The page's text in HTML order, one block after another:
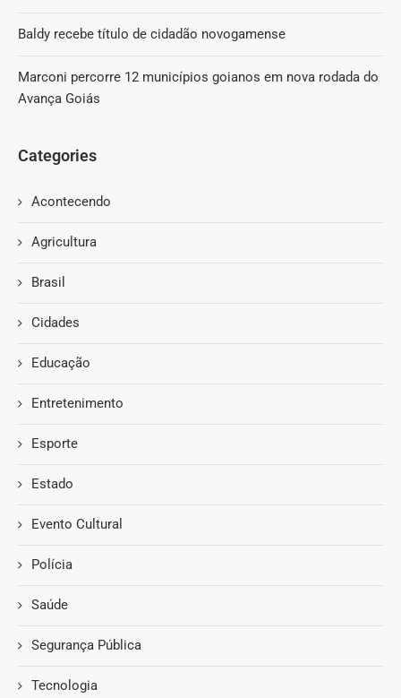
Baldy recebe título de cidadão novogamense
Marconi percorre 12 municípios goianos em nova rodada do
Avança Goiás
Categories
Acontecendo
Agricultura
Brasil
Cidades
Educação
Entretenimento
Esporte
Estado
Evento Cultural
Polícia
Saúde
Segurança Pública
Tecnologia